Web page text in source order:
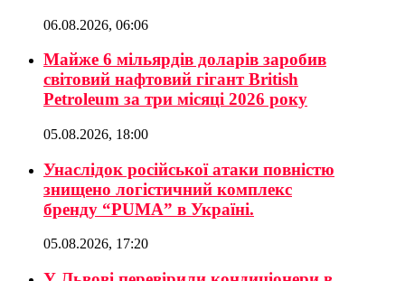
06.08.2026, 06:06
Майже 6 мільярдів доларів заробив
світовий нафтовий гігант British
Petroleum за три місяці 2026 року
05.08.2026, 18:00
Унаслідок російської атаки повністю
знищено логістичний комплекс
бренду “PUMA” в Україні.
05.08.2026, 17:20